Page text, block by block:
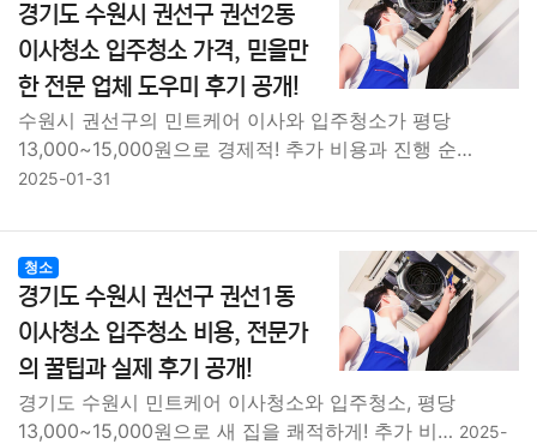
경기도 수원시 권선구 권선2동
이사청소 입주청소 가격, 믿을만
한 전문 업체 도우미 후기 공개!
수원시 권선구의 민트케어 이사와 입주청소가 평당
13,000~15,000원으로 경제적! 추가 비용과 진행 순…
2025-01-31
청소
경기도 수원시 권선구 권선1동
이사청소 입주청소 비용, 전문가
의 꿀팁과 실제 후기 공개!
경기도 수원시 민트케어 이사청소와 입주청소, 평당
13,000~15,000원으로 새 집을 쾌적하게! 추가 비… 2025-